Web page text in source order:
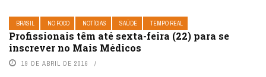
BRASIL NO FOCO NOTÍCIAS SAÚDE TEMPO REAL
Profissionais têm até sexta-feira (22) para se
inscrever no Mais Médicos
19 DE ABRIL DE 2016